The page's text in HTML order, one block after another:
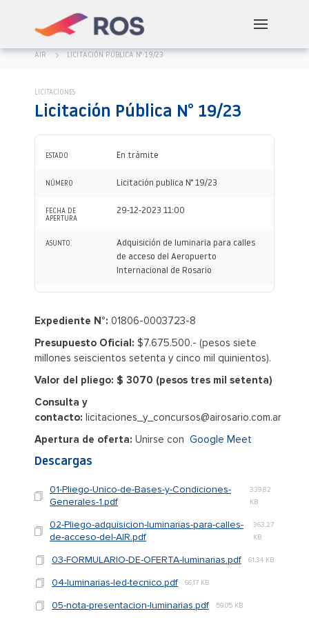
AIR LICITACIÓN PÚBLICA N° 19/23
LICITACIONES
Licitación Pública N° 19/23
ESTADO En trámite
NÚMERO Licitación publica N° 19/23
FECHA DE
APERTURA
29-12-2023 11:00
ASUNTO
Adquisición de luminaria para calles
de acceso del Aeropuerto
Internacional de Rosario
Expediente N°: 01806-0003723-8
Presupuesto Oficial: $7.675.500.- (pesos siete
millones seiscientos setenta y cinco mil quinientos).
Valor del pliego: $ 3070 (pesos tres mil setenta)
Consulta y
contacto: licitaciones_y_concursos@airosario.com.ar
Apertura de oferta: Unirse con Google Meet
Descargas
01-Pliego-Unico-de-Bases-y-Condiciones-
Generales-1.pdf
339,82
KB
02-Pliego-adquisicion-luminarias-para-calles-
de-acceso-del-AIR.pdf
363,27
KB
03-FORMULARIO-DE-OFERTA-luminarias.pdf 61,34 KB
04-luminarias-led-tecnico.pdf 66,17 KB
05-nota-presentacion-luminarias.pdf 59,05 KB